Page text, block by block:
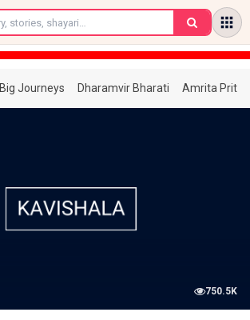
Big Journeys Dharamvir Bharati Amrita
750.5K